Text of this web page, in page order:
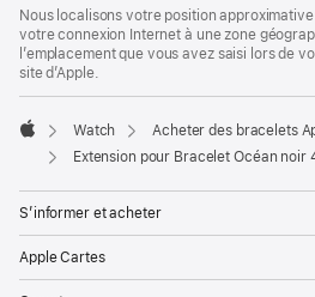
Nous localisons votre position
votre connexion Internet à une zone
l’emplacement que vous avez saisi lors de
site d’Apple.
Apple
Watch
Acheter des bracelets
Extension pour Bracelet Océan
S’informer et acheter
Apple Cartes